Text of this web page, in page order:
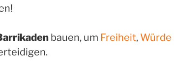
bauen, um Freiheit, Würde